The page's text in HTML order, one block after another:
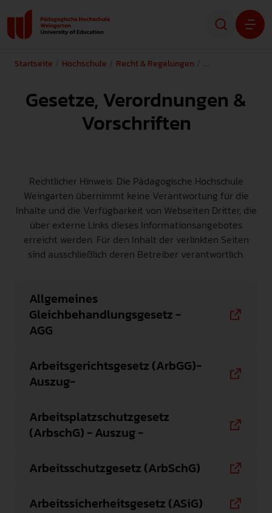
Forschung
STUDIERENDE
PRESSE
Startseite Hochschule Recht & Regelungen Gesetze,
Gesetze, Verordnungen &
Vorschriften
Rechtlicher Hinweis: Die Pädagogische Hochschule
Weingarten übernimmt keine Verantwortung für die
Inhalte und die Verfügbarkeit von Webseiten Dritter, die
über externe Links dieses Informationsangebotes
erreicht werden. Für den Inhalt der verlinkten Seiten
sind ausschließlich deren Betreiber verantwortlich.
Allgemeines
Gleichbehandlungsgesetz -
AGG
Arbeitsgerichtsgesetz (ArbGG)-
Auszug-
Arbeitsplatzschutzgesetz
(ArbschG) - Auszug -
Arbeitsschutzgesetz (ArbSchG)
Arbeitssicherheitsgesetz (ASiG)